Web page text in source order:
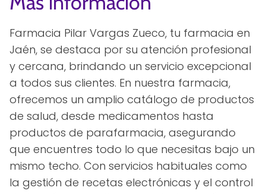
Farmacia Pilar Vargas Zueco, tu farmacia en
Jaén, se destaca por su atención profesional
y cercana, brindando un servicio excepcional
a todos sus clientes. En nuestra farmacia,
ofrecemos un amplio catálogo de productos
de salud, desde medicamentos hasta
productos de parafarmacia, asegurando
que encuentres todo lo que necesitas bajo un
mismo techo. Con servicios habituales como
la gestión de recetas electrónicas y el control